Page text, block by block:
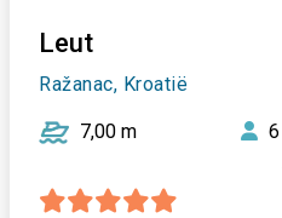
Leut
Ražanac, Kroatië
7,00 m 6